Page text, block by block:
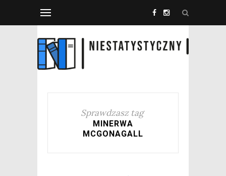
Sprawdzasz tag
MINERWA
MCGONAGALL